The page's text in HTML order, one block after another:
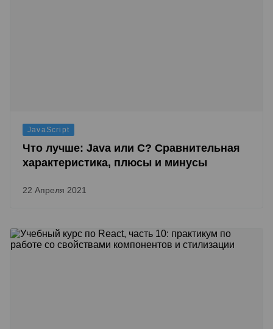
JavaScript
Что лучше: Java или C? Сравнительная
характеристика, плюсы и минусы
22 Апреля 2021